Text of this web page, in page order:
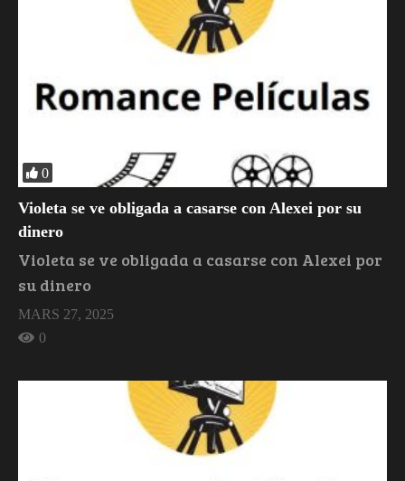
0
Violeta se ve obligada a casarse con Alexei por su
dinero
Violeta se ve obligada a casarse con Alexei por
su dinero
MARS 27, 2025
0